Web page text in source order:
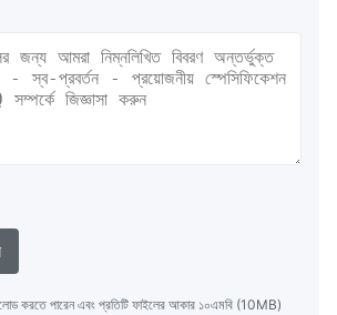
করতে পারেন এবং প্রতিটি ফাইলের আকার ১০এমবি (10MB)